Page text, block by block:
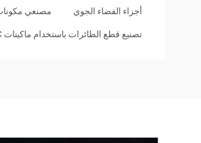
أجزاء الفضاء الجوي مصنعي
تصنيع قطع الطائرات باستخدام ماكينات CNC